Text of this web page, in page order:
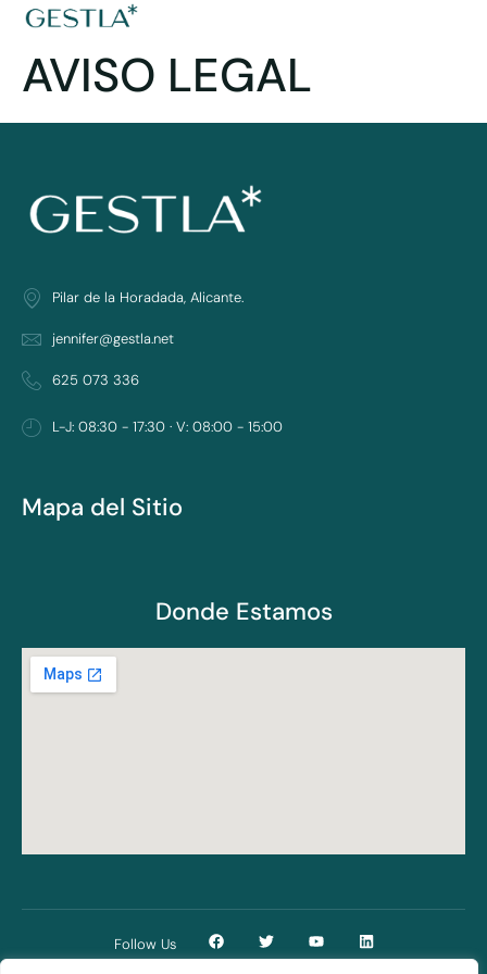
AVISO LEGAL
Pilar de la Horadada, Alicante.
jennifer@gestla.net
625 073 336
L-J: 08:30 - 17:30 · V: 08:00 - 15:00
Mapa del Sitio
Donde Estamos
Follow Us